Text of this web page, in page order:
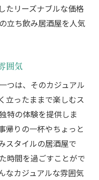
居酒屋カジュアル
寄れる店
ひととき
飲み方まで
の秘訣
ルスポット
屋で過ごす最高の
とは
たリーズナブルな価格
立ち飲み居酒屋を人気
囲気
つは、そのカジュアル
立ったままで楽しむス
特の体験を提供しま
帰りの一杯やちょっと
スタイルの居酒屋で
時間を過ごすことがで
なカジュアルな雰囲気